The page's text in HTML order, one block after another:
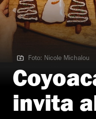
Foto: Nicole Michalou
Foto: Nicole Michalou
invita